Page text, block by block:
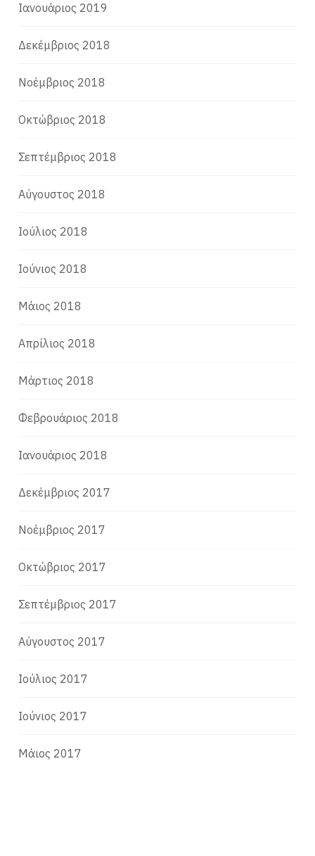
Ιανουάριος 2019
Δεκέμβριος 2018
Νοέμβριος 2018
Οκτώβριος 2018
Σεπτέμβριος 2018
Αύγουστος 2018
Ιούλιος 2018
Ιούνιος 2018
Μάιος 2018
Απρίλιος 2018
Μάρτιος 2018
Φεβρουάριος 2018
Ιανουάριος 2018
Δεκέμβριος 2017
Νοέμβριος 2017
Οκτώβριος 2017
Σεπτέμβριος 2017
Αύγουστος 2017
Ιούλιος 2017
Ιούνιος 2017
Μάιος 2017